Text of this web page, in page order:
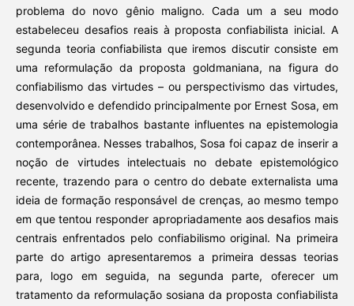
problema do novo gênio maligno. Cada um a seu modo
estabeleceu desafios reais à proposta confiabilista inicial. A
segunda teoria confiabilista que iremos discutir consiste em
uma reformulação da proposta goldmaniana, na figura do
confiabilismo das virtudes – ou perspectivismo das virtudes,
desenvolvido e defendido principalmente por Ernest Sosa, em
uma série de trabalhos bastante influentes na epistemologia
contemporânea. Nesses trabalhos, Sosa foi capaz de inserir a
noção de virtudes intelectuais no debate epistemológico
recente, trazendo para o centro do debate externalista uma
ideia de formação responsável de crenças, ao mesmo tempo
em que tentou responder apropriadamente aos desafios mais
centrais enfrentados pelo confiabilismo original. Na primeira
parte do artigo apresentaremos a primeira dessas teorias
para, logo em seguida, na segunda parte, oferecer um
tratamento da reformulação sosiana da proposta confiabilista